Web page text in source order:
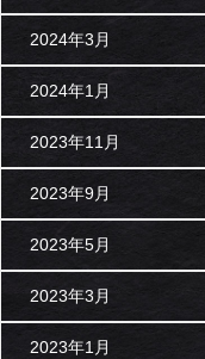
2024年3月
2024年1月
2023年11月
2023年9月
2023年5月
2023年3月
2023年1月